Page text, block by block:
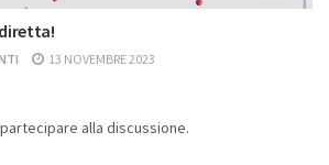
13 NOVEMBRE 2023
alla discussione.